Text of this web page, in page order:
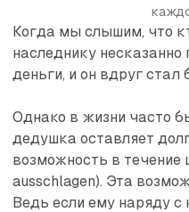
Когда мы слышим, что
наследнику
деньги, и он вдруг стал
Однако в жизни часто
дедушка оставляет
возможность в течение
ausschlagen). Эта
Ведь если ему наряду с